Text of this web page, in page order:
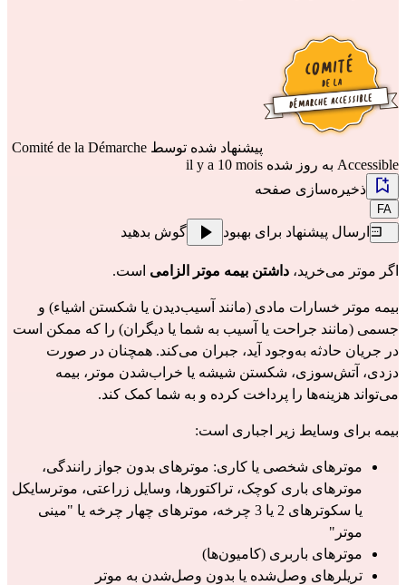
پیشنهاد شده توسط Comité de la Démarche
Accessible به روز شده il y a 10 mois
ذخیره‌سازی صفحه
FA
ارسال پیشنهاد برای بهبود گوش بدهید
اگر موتر می‌خرید، داشتن بیمه موتر الزامی است.
می‌تواند هزینه‌ها را پرداخت کرده و به شما کمک کند.
بیمه برای وسایط زیر اجباری است:
موتر"
موترهای باربری (کامیون‌ها)
تریلرهای وصل‌شده یا بدون وصل‌شدن به موتر